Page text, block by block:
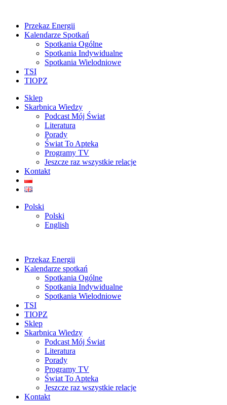
Przekaz Energii
Kalendarze Spotkań
Spotkania Ogólne
Spotkania Indywidualne
Spotkania Wielodniowe
TSI
TIOPZ
Sklep
Skarbnica Wiedzy
Podcast Mój Świat
Literatura
Porady
Świat To Apteka
Programy TV
Jeszcze raz wszystkie relacje
Kontakt
Polski
Polski
English
Przekaz Energii
Kalendarze spotkań
Spotkania Ogólne
Spotkania Indywidualne
Spotkania Wielodniowe
TSI
TIOPZ
Sklep
Skarbnica Wiedzy
Podcast Mój Świat
Literatura
Porady
Programy TV
Świat To Apteka
Jeszcze raz wszystkie relacje
Kontakt